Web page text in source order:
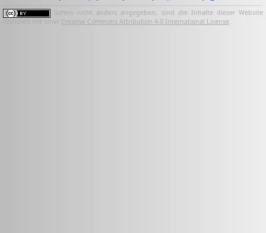
Sofern nicht anders angegeben, sind die Inhalte dieser Website
lizenziert mit einer Creative Commons Attribution 4.0 International License.